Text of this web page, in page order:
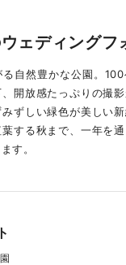
ェディングフ
自然豊かな公園。
開放感たっぷりの撮
ずしい緑色が美しい
する秋まで、一年を
す。